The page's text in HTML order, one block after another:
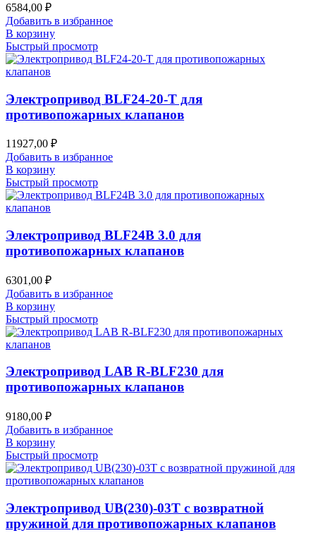
6584,00 ₽
Добавить в избранное
В корзину
Быстрый просмотр
Электропривод BLF24-20-T для
противопожарных клапанов
11927,00 ₽
Добавить в избранное
В корзину
Быстрый просмотр
Электропривод BLF24B 3.0 для
противопожарных клапанов
6301,00 ₽
Добавить в избранное
В корзину
Быстрый просмотр
Электропривод LAB R-BLF230 для
противопожарных клапанов
9180,00 ₽
Добавить в избранное
В корзину
Быстрый просмотр
Электропривод UB(230)-03T с возвратной
пружиной для противопожарных клапанов